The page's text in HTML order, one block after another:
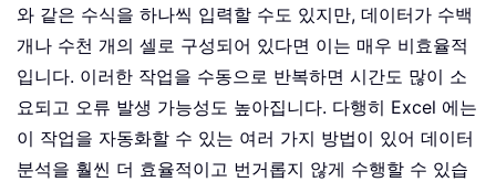
와 같은 수식을 하나씩 입력할 수도 있지만, 데이터가 수백
개나 수천 개의 셀로 구성되어 있다면 이는 매우 비효율적
입니다. 이러한 작업을 수동으로 반복하면 시간도 많이 소
요되고 오류 발생 가능성도 높아집니다. 다행히 Excel 에는
이 작업을 자동화할 수 있는 여러 가지 방법이 있어 데이터
분석을 훨씬 더 효율적이고 번거롭지 않게 수행할 수 있습